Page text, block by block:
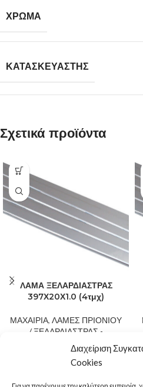
Διαχείριση
Cookies
ΧΡΩΜΑ
ΚΑΤΑΣΚΕΥΑΣΤΗΣ
Σχετικά προϊόντα
ΛΑΜΑ ΞΕΛΑΡΔΙΑΣΤΡΑΣ
397Χ20Χ1.0 (4τμχ)
ΜΑΧΑΙΡΙΑ, ΛΑΜΕΣ ΠΡΙΟΝΙΟΥ
/ ΞΕΛΑΡΔΙΑΣΤΡΑΣ -
45,00€
Λάμα ξελαρδιάστρας Solingen
Ανθεκτική ανοξείδωτη κατασκευή